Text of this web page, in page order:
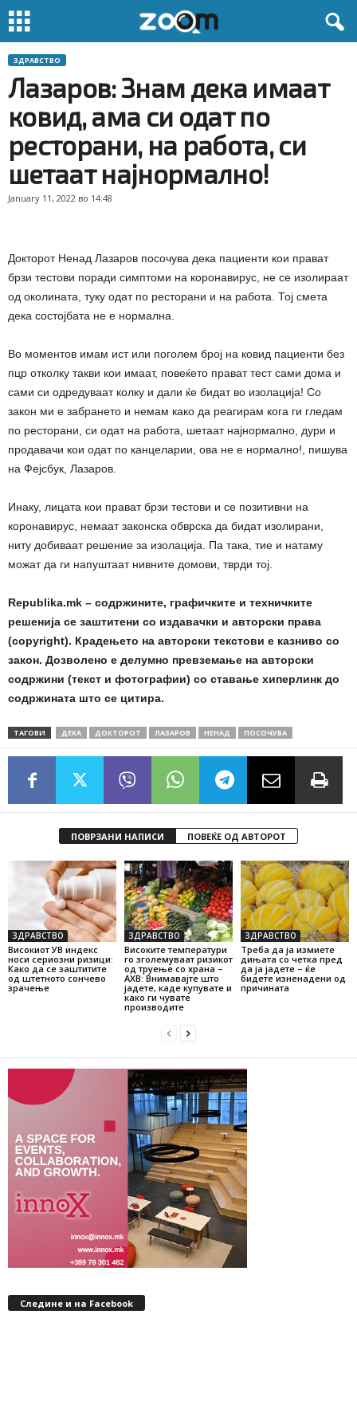
ЗДРАВСТВО
Лазаров: Знам дека имаат
ковид, ама си одат по
ресторани, на работа, си
шетаат најнормално!
January 11, 2022 во 14:48
Докторот Ненад Лазаров посочува дека пациенти кои прават
брзи тестови поради симптоми на коронавирус, не се изолираат
од околината, туку одат по ресторани и на работа. Тој смета
дека состојбата не е нормална.
Во моментов имам ист или поголем број на ковид пациенти без
пцр отколку такви кои имаат, повеќето прават тест сами дома и
сами си одредуваат колку и дали ќе бидат во изолација! Со
закон ми е забрането и немам како да реагирам кога ги гледам
по ресторани, си одат на работа, шетаат најнормално, дури и
продавачи кои одат по канцеларии, ова не е нормално!, пишува
на Фејсбук, Лазаров.
Инаку, лицата кои прават брзи тестови и се позитивни на
коронавирус, немаат законска обврска да бидат изолирани,
ниту добиваат решение за изолација. Па така, тие и натаму
можат да ги напуштаат нивните домови, тврди тој.
Republika.mk – содржините, графичките и техничките
решенија се заштитени со издавачки и авторски права
(copyright). Крадењето на авторски текстови е казниво со
закон. Дозволено е делумно превземање на авторски
содржини (текст и фотографии) со ставање хиперлинк до
содржината што се цитира.
ТАГОВИ ДЕКА ДОКТОРОТ ЛАЗАРОВ НЕНАД ПОСОЧУВА
ПОВРЗАНИ НАПИСИ ПОВЕЌЕ ОД АВТОРОТ
ЗДРАВСТВО
Високиот УВ индекс
носи сериозни ризици:
Како да се заштитите
од штетното сончево
зрачење
ЗДРАВСТВО
Високите температури
го зголемуваат ризикот
од труење со храна –
АХВ: Внимавајте што
јадете, каде купувате и
како ги чувате
производите
ЗДРАВСТВО
Треба да ја измиете
дињата со четка пред
да ја јадете – ќе
бидете изненадени од
причината
Следине и на Facebook